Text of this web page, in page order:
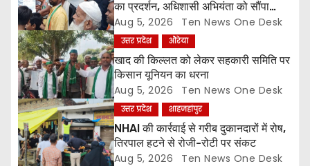
t
i
o
n
का प्रदर्शन, अधिशासी अभियंता को सौंपा
ज्ञापन
Aug 5, 2026 Ten News One Desk
उत्तर प्रदेश औरेया
खाद की किल्लत को लेकर सहकारी समिति पर
किसान यूनियन का धरना
Aug 5, 2026 Ten News One Desk
उत्तर प्रदेश शाहजहांपुर
NHAI की कार्रवाई से गरीब दुकानदारों में रोष,
तिरपाल हटने से रोजी-रोटी पर संकट
Aug 5, 2026 Ten News One Desk